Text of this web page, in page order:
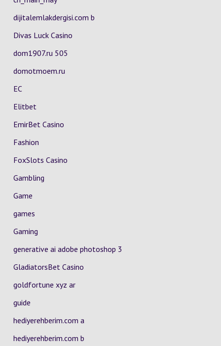
dijitalemlakdergisi.com b
Divas Luck Casino
dom1907.ru 505
domotmoem.ru
EC
Elitbet
EmirBet Casino
Fashion
FoxSlots Casino
Gambling
Game
games
Gaming
generative ai adobe photoshop 3
GladiatorsBet Casino
goldfortune xyz ar
guide
hediyerehberim.com a
hediyerehberim.com b